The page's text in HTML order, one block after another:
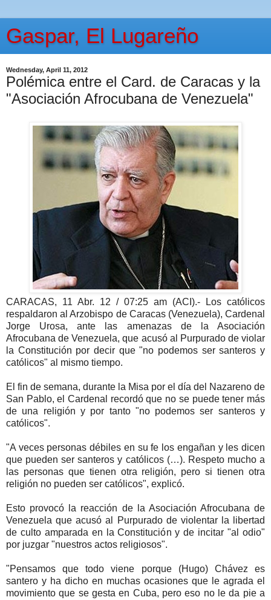
Gaspar, El Lugareño
Wednesday, April 11, 2012
Polémica entre el Card. de Caracas y la
"Asociación Afrocubana de Venezuela"
CARACAS, 11 Abr. 12 / 07:25 am (ACI).- Los católicos
respaldaron al Arzobispo de Caracas (Venezuela), Cardenal
Jorge Urosa, ante las amenazas de la Asociación
Afrocubana de Venezuela, que acusó al Purpurado de violar
la Constitución por decir que "no podemos ser santeros y
católicos" al mismo tiempo.
El fin de semana, durante la Misa por el día del Nazareno de
San Pablo, el Cardenal recordó que no se puede tener más
de una religión y por tanto "no podemos ser santeros y
católicos".
"A veces personas débiles en su fe los engañan y les dicen
que pueden ser santeros y católicos (…). Respeto mucho a
las personas que tienen otra religión, pero si tienen otra
religión no pueden ser católicos", explicó.
Esto provocó la reacción de la Asociación Afrocubana de
Venezuela que acusó al Purpurado de violentar la libertad
de culto amparada en la Constitución y de incitar "al odio"
por juzgar "nuestros actos religiosos".
"Pensamos que todo viene porque (Hugo) Chávez es
santero y ha dicho en muchas ocasiones que le agrada el
movimiento que se gesta en Cuba, pero eso no le da pie a